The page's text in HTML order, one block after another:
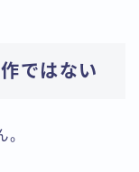
ではない